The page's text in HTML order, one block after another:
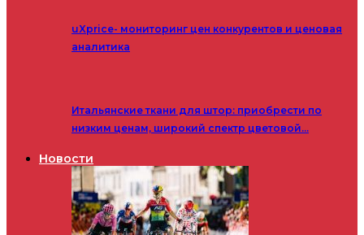
uXprice- мониторинг цен конкурентов и ценовая
аналитика
Итальянские ткани для штор: приобрести по
низким ценам, широкий спектр цветовой…
Новости